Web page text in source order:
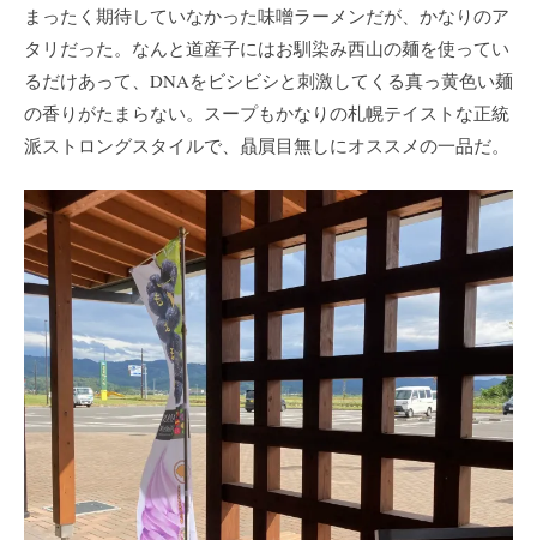
まったく期待していなかった味噌ラーメンだが、かなりのア
タリだった。なんと道産子にはお馴染み西山の麺を使ってい
るだけあって、DNAをビシビシと刺激してくる真っ黄色い麺
の香りがたまらない。スープもかなりの札幌テイストな正統
派ストロングスタイルで、贔屓目無しにオススメの一品だ。